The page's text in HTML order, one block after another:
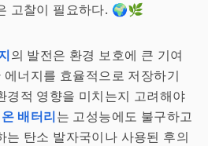
고찰이 필요하다. 🌍🌿
의 발전은 환경 보호에 큰 기여
너지를 효율적으로 저장하기
경적 영향을 미치는지 고려해야
배터리는 고성능에도 불구하고
는 탄소 발자국이나 사용된 후의